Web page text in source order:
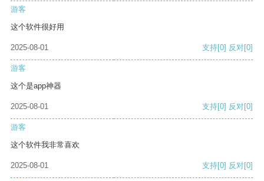
游客
这个软件很好用
2025-08-01 支持[0] 反对[0]
游客
这个是app神器
2025-08-01 支持[0] 反对[0]
游客
这个软件我非常喜欢
2025-08-01 支持[0] 反对[0]